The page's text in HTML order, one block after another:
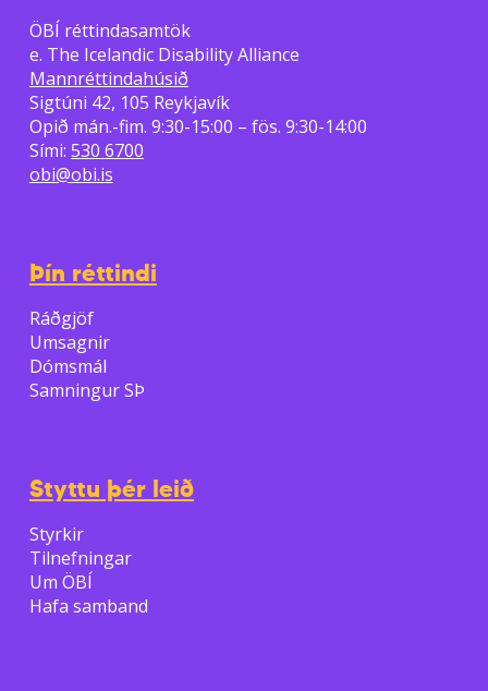
ÖBÍ réttindasamtök
e. The Icelandic Disability Alliance
Mannréttindahúsið
Sigtúni 42, 105 Reykjavík
Opið mán.-fim. 9:30-15:00 – fös. 9:30-14:00
Sími: 530 6700
obi@obi.is
Þín réttindi
Ráðgjöf
Umsagnir
Dómsmál
Samningur SÞ
Styttu þér leið
Styrkir
Tilnefningar
Um ÖBÍ
Hafa samband